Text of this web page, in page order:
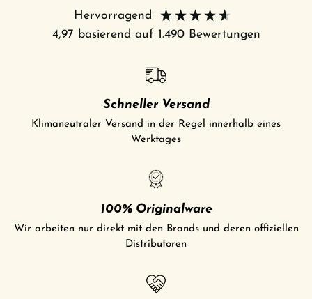
Hervorragend
4,97 basierend auf 1.490Bewertungen
Schneller Versand
Klimaneutraler Versand in der Regel innerhalb eines
Werktages
100% Originalware
Wir arbeiten nur direkt mit den Brands und deren offiziellen
Distributoren